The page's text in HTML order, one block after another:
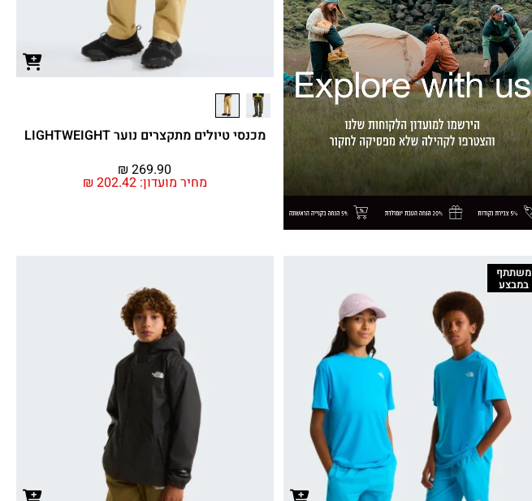
מכנסי טיולים מתקצרים נוער LIGHTWEIGHT
מחיר מועדון: ₪ 202.42
₪ 269.90
משתתף
במבצע